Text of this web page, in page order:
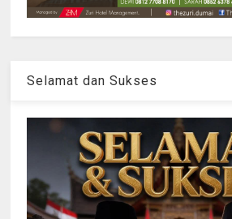
Selamat dan Sukses